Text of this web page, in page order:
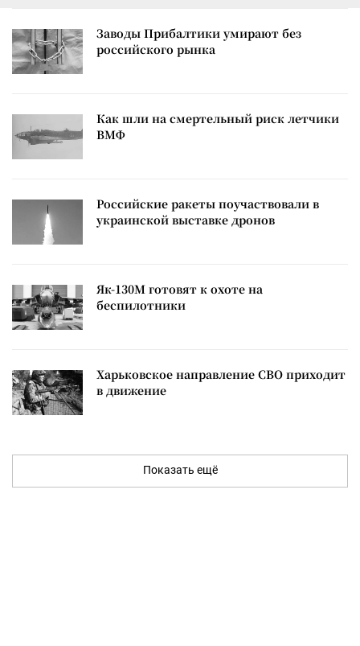
Заводы Прибалтики умирают без
российского рынка
Как шли на смертельный риск летчики
ВМФ
Российские ракеты поучаствовали в
украинской выставке дронов
Як-130М готовят к охоте на
беспилотники
Харьковское направление СВО приходит
в движение
Показать ещё